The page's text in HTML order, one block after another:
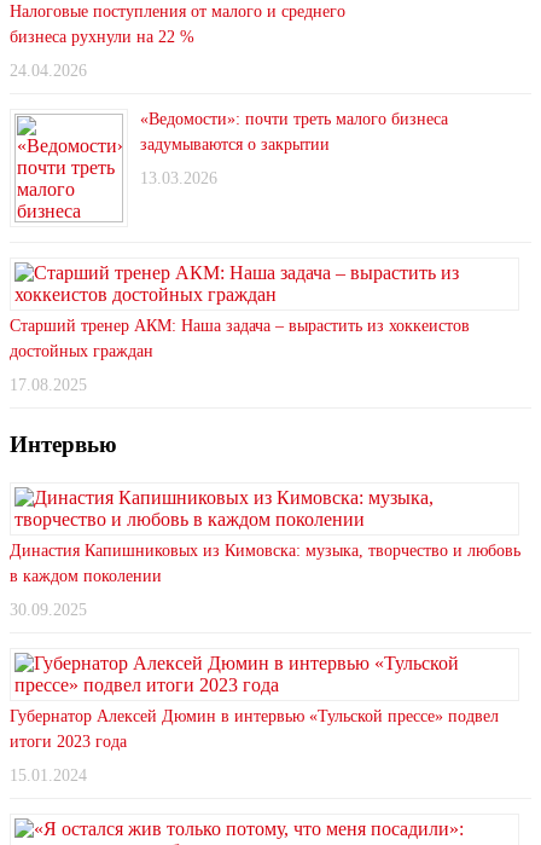
Налоговые поступления от малого и среднего
бизнеса рухнули на 22 %
24.04.2026
«Ведомости»: почти треть малого бизнеса
задумываются о закрытии
13.03.2026
Старший тренер АКМ: Наша задача – вырастить из хоккеистов
достойных граждан
17.08.2025
Интервью
Династия Капишниковых из Кимовска: музыка, творчество и любовь
в каждом поколении
30.09.2025
Губернатор Алексей Дюмин в интервью «Тульской прессе» подвел
итоги 2023 года
15.01.2024